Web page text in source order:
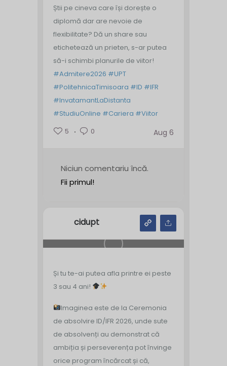
Știi pe cineva care își dorește o
diplomă dar are nevoie de
flexibilitate? Dă un share sau
etichetează un prieten, s-ar putea
să-i schimbi planurile de viitor!
#Admitere2026 #UPT
#PolitehnicaTimisoara #ID #IFR
#InvatamantLaDistanta
#StudiuOnline #Cariera #Viitor
5
0 Aug 6
Niciun comentariu încă.
Fii primul!
cidupt
Și tu te-ai putea afla printre ei peste
3 sau 4 ani!
Imaginea este de la Ceremonia
de absolvire ID/IFR 2026, unde sute
de absolvenți au demonstrat că
ambiția și perseverența pot învinge
orice program încărcat și că,